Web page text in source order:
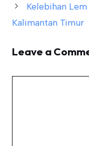
Kelebihan
Kalimantan Timur
Leave a